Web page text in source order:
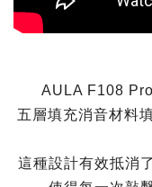
AULA F108
五層填充消音材料
這種設計有效抵消